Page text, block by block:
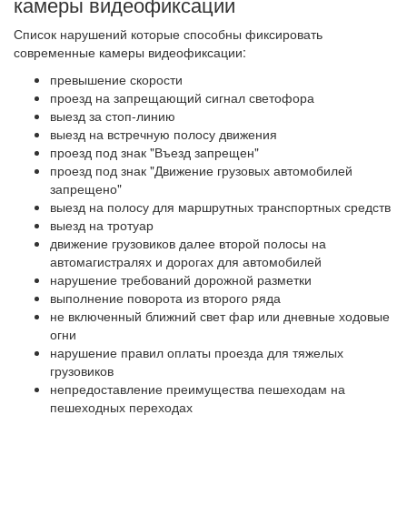
Список нарушений которые способны фиксировать
современные камеры видеофиксации:
превышение скорости
проезд на запрещающий сигнал светофора
выезд за стоп-линию
выезд на встречную полосу движения
проезд под знак "Въезд запрещен"
проезд под знак "Движение грузовых автомобилей
запрещено"
выезд на полосу для маршрутных транспортных средств
выезд на тротуар
движение грузовиков далее второй полосы на
автомагистралях и дорогах для автомобилей
нарушение требований дорожной разметки
выполнение поворота из второго ряда
не включенный ближний свет фар или дневные ходовые
огни
нарушение правил оплаты проезда для тяжелых
грузовиков
непредоставление преимущества пешеходам на
пешеходных переходах